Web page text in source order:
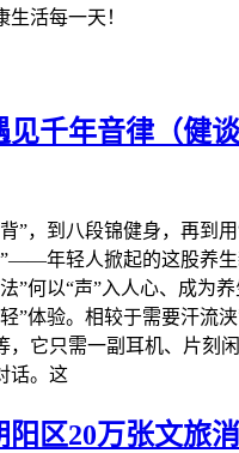
生活每一天！
千年音律（健谈
”，到八段锦健身，再到
年轻人掀起的这股养
”何以“声”入人心、成为
”体验。相较于需要汗流
，它只需一副耳机、片刻
话。这
阳区20万张文旅